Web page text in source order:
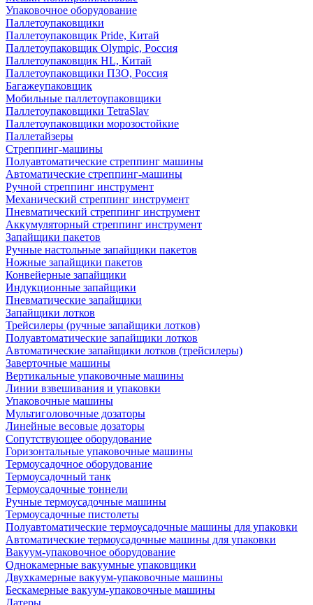
Упаковочное оборудование
Паллетоупаковщики
Паллетоупаковщик Pride, Китай
Паллетоупаковщик Olympic, Россия
Паллетоупаковщик HL, Китай
Паллетоупаковщики ПЗО, Россия
Багажеупаковщик
Мобильные паллетоупаковщики
Паллетоупаковщики TetraSlav
Паллетоупаковщики морозостойкие
Паллетайзеры
Стреппинг-машины
Полуавтоматические стреппинг машины
Автоматические стреппинг-машины
Ручной стреппинг инструмент
Механический стреппинг инструмент
Пневматический стреппинг инструмент
Аккумуляторный стреппинг инструмент
Запайщики пакетов
Ручные настольные запайщики пакетов
Ножные запайщики пакетов
Конвейерные запайщики
Индукционные запайщики
Пневматические запайщики
Запайщики лотков
Трейсилеры (ручные запайщики лотков)
Полуавтоматические запайщики лотков
Автоматические запайщики лотков (трейсилеры)
Заверточные машины
Вертикальные упаковочные машины
Линии взвешивания и упаковки
Упаковочные машины
Мультиголовочные дозаторы
Линейные весовые дозаторы
Сопутствующее оборудование
Горизонтальные упаковочные машины
Термоусадочное оборудование
Термоусадочный танк
Термоусадочные тоннели
Ручные термоусадочные машины
Термоусадочные пистолеты
Полуавтоматические термоусадочные машины для упаковки
Автоматические термоусадочные машины для упаковки
Вакуум-упаковочное оборудование
Однокамерные вакуумные упаковщики
Двухкамерные вакуум-упаковочные машины
Бескамерные вакуум-упаковочные машины
Датеры